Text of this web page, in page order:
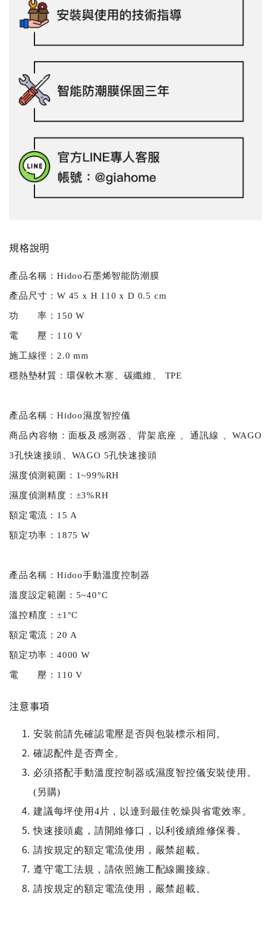
規格說明
產品名稱：Hidoo石墨烯智能防潮膜
產品尺寸：W 45 x H 110 x D 0.5 cm
功 率：150 W
電 壓：110 V
施工線徑：2.0 mm
穩熱墊材質：環保軟木塞、碳纖維、 TPE
產品名稱：Hidoo濕度智控儀
商品內容物：面板及感測器、背架底座 、通訊線 、WAGO
3孔快速接頭、WAGO 5孔快速接頭
濕度偵測範圍：1~99%RH
濕度偵測精度：±3%RH
額定電流：15 A
額定功率：1875 W
產品名稱：Hidoo手動溫度控制器
溫度設定範圍：5~40°C
溫控精度：±1°C
額定電流：20 A
額定功率：4000 W
電 壓：110 V
注意事項
安裝前請先確認電壓是否與包裝標示相同。
確認配件是否齊全。
必須搭配手動溫度控制器或濕度智控儀安裝使用。
(另購)
建議每坪使用4片，以達到最佳乾燥與省電效率。
快速接頭處，請開維修口，以利後續維修保養。
請按規定的額定電流使用，嚴禁超載。
遵守電工法規，請依照施工配線圖接線。
請按規定的額定電流使用，嚴禁超載。